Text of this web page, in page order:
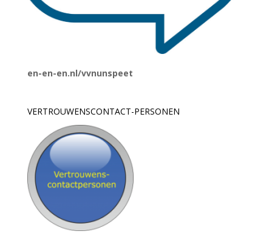
en-en-en.nl/vvnunspeet
VERTROUWENSCONTACT-PERSONEN